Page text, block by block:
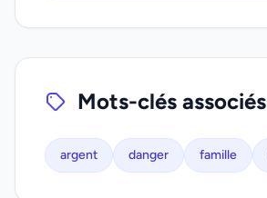
Mots-clés associés
argent danger famille